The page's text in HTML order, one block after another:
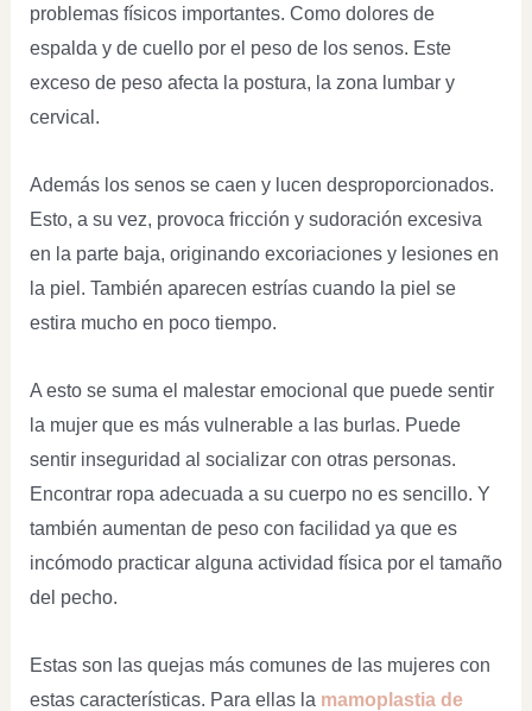
problemas físicos importantes. Como dolores de
espalda y de cuello por el peso de los senos. Este
exceso de peso afecta la postura, la zona lumbar y
cervical.
Además los senos se caen y lucen desproporcionados.
Esto, a su vez, provoca fricción y sudoración excesiva
en la parte baja, originando excoriaciones y lesiones en
la piel. También aparecen estrías cuando la piel se
estira mucho en poco tiempo.
A esto se suma el malestar emocional que puede sentir
la mujer que es más vulnerable a las burlas. Puede
sentir inseguridad al socializar con otras personas.
Encontrar ropa adecuada a su cuerpo no es sencillo. Y
también aumentan de peso con facilidad ya que es
incómodo practicar alguna actividad física por el tamaño
del pecho.
Estas son las quejas más comunes de las mujeres con
estas características. Para ellas la mamoplastia de